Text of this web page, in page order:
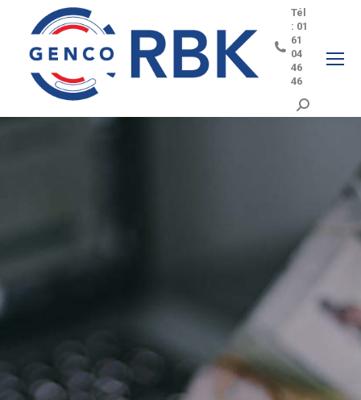
Tél
: 01
61
04
46
46
Search: